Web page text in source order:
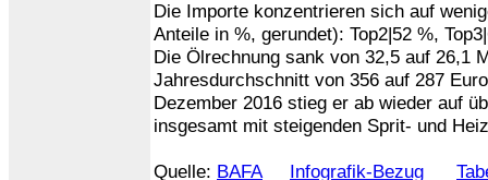
Die Importe konzentrieren sich auf
Anteile in %, gerundet): Top2|52 %,
Die Ölrechnung sank von 32,5 auf 26,1
Jahresdurchschnitt von 356 auf 287
Dezember 2016 stieg er ab wieder auf
insgesamt mit steigenden Sprit- und
Quelle: BAFA Infografik-Bezug